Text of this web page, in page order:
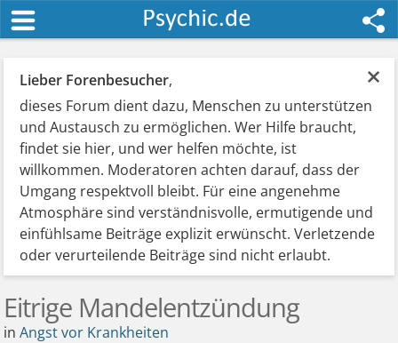
×
Lieber Forenbesucher,
dieses Forum dient dazu, Menschen zu unterstützen
und Austausch zu ermöglichen. Wer Hilfe braucht,
findet sie hier, und wer helfen möchte, ist
willkommen. Moderatoren achten darauf, dass der
Umgang respektvoll bleibt. Für eine angenehme
Atmosphäre sind verständnisvolle, ermutigende und
einfühlsame Beiträge explizit erwünscht. Verletzende
oder verurteilende Beiträge sind nicht erlaubt.
Eitrige Mandelentzündung
inAngst vor Krankheiten